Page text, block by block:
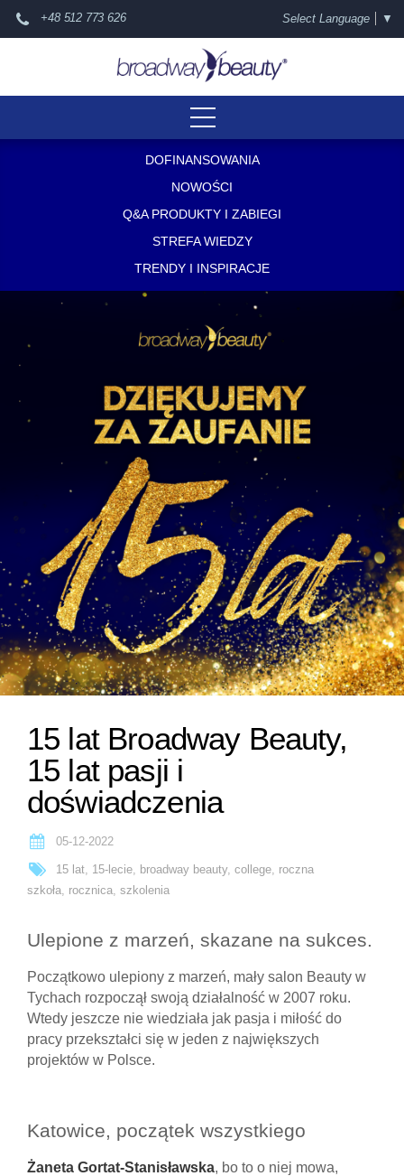
+48 512 773 626 Select Language ▼
DOFINANSOWANIA
NOWOŚCI
Q&A PRODUKTY I ZABIEGI
STREFA WIEDZY
TRENDY I INSPIRACJE
15 lat Broadway Beauty,
15 lat pasji i
doświadczenia
05-12-2022
15 lat, 15-lecie, broadway beauty, college, roczna
szkoła, rocznica, szkolenia
Ulepione z marzeń, skazane na sukces.
Początkowo ulepiony z marzeń, mały salon Beauty w
Tychach rozpoczął swoją działalność w 2007 roku.
Wtedy jeszcze nie wiedziała jak pasja i miłość do
pracy przekształci się w jeden z największych
projektów w Polsce.
Katowice, początek wszystkiego
Żaneta Gortat-Stanisławska, bo to o niej mowa,